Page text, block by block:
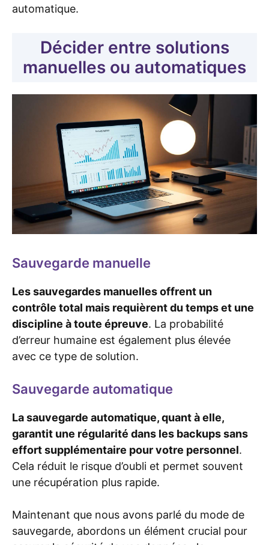
automatique.
Décider entre solutions
manuelles ou automatiques
Sauvegarde manuelle
Les sauvegardes manuelles offrent un
contrôle total mais requièrent du temps et une
discipline à toute épreuve. La probabilité
d’erreur humaine est également plus élevée
avec ce type de solution.
Sauvegarde automatique
La sauvegarde automatique, quant à elle,
garantit une régularité dans les backups sans
effort supplémentaire pour votre personnel.
Cela réduit le risque d’oubli et permet souvent
une récupération plus rapide.
Maintenant que nous avons parlé du mode de
sauvegarde, abordons un élément crucial pour